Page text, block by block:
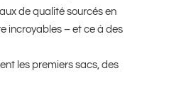
de qualité sourcés en
incroyables – et ce à des
les premiers sacs, des